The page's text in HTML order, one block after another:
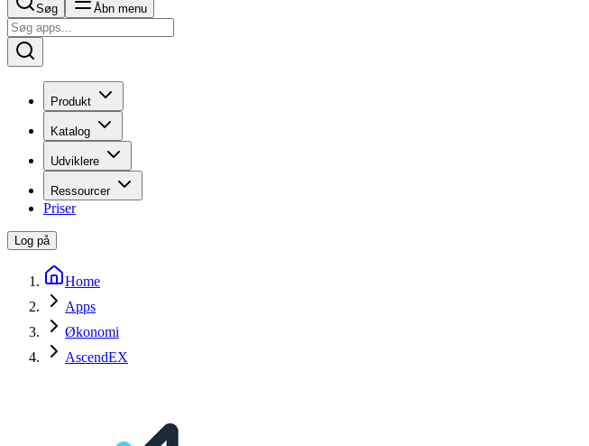
Søg Åbn menu
Produkt
Katalog
Udviklere
Ressourcer
Priser
Log på
Home
Apps
Økonomi
AscendEX